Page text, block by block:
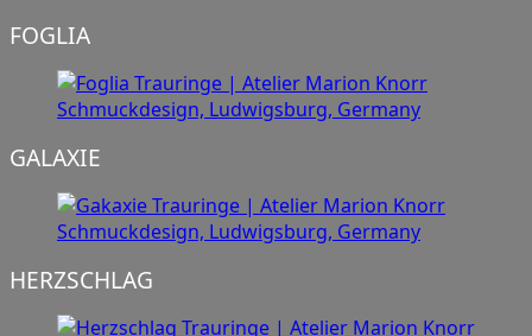
FOGLIA
GALAXIE
HERZSCHLAG